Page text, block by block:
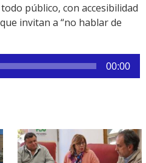
público, con accesibilidad
invitan a “no hablar de
00:00